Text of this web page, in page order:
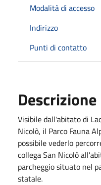
Modalità di accesso
Indirizzo
Punti di contatto
Descrizione
Visibile dall'abitato di
Nicolò, il Parco Fauna
possibile vederlo
collega San Nicolò
parcheggio situato nel
statale.